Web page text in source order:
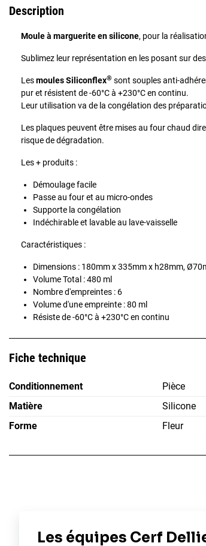
Description
Moule à marguerite en silicone, pour la
Sublimez leur représentation en les posant sur des
Lesmoules Siliconflex® sont souples anti-
pur et résistent de -60°C à +230°C en continu.
Leur utilisation va de la congélation des
Les plaques peuvent être mises au four chaud
risque de dégradation.
Les + produits :
Démoulage facile
Passe au four et au micro-ondes
Supporte la congélation
Indéchirable et lavable au lave-vaisselle
Caractéristiques :
Dimensions : 180mm x 335mm x h28mm,
Volume Total : 480 ml
Nombre d'empreintes : 6
Volume d'une empreinte : 80 ml
Résiste de -60°C à +230°C en continu
Fiche technique
Conditionnement
Pièce
Matière
Silicone
Forme
Fleur